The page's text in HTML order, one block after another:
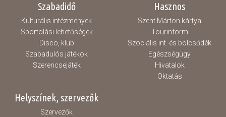
Szabadidő
Kulturális intézmények
Sportolási lehetőségek
Disco, klub
Szabadulós játékok
Szerencsejáték
Hasznos
Szent Márton kártya
Tourinform
Szociális int. és bölcsődék
Egészségügy
Hivatalok
Oktatás
Helyszínek, szervezők
Szervezők